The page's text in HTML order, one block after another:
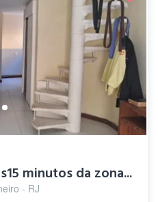
minutos da zona...
- RJ